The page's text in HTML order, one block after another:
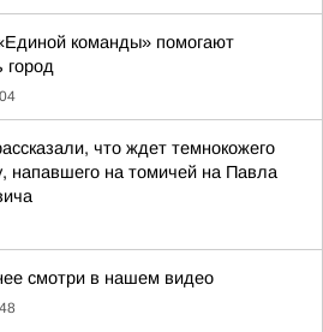
команды» помогают
город
что ждет темнокожего
напавшего на томичей на Павла
смотри в нашем видео